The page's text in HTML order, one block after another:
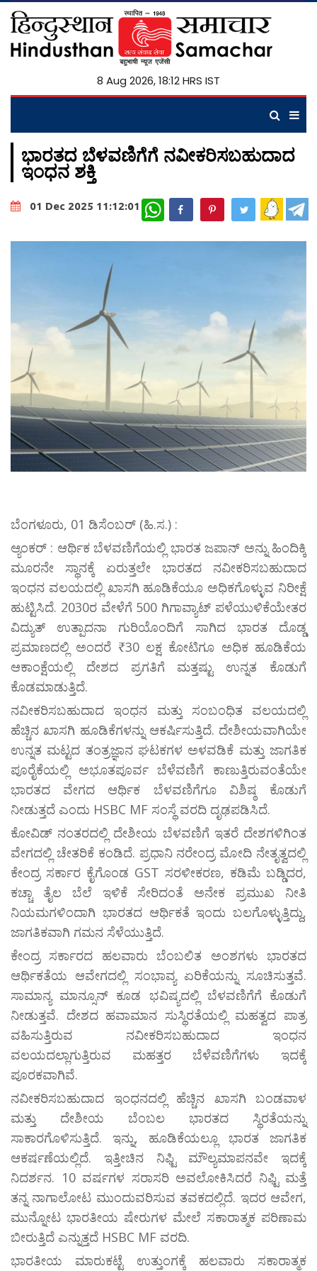
8 Aug 2026, 18:12 HRS IST
ಭಾರತದ ಬೆಳವಣಿಗೆಗೆ ನವೀಕರಿಸಬಹುದಾದ
ಇಂಧನ ಶಕ್ತಿ
01 Dec 2025 11:12:01 WhatsApp
ಬೆಂಗಳೂರು, 01 ಡಿಸೆಂಬರ್ (ಹಿ.ಸ.) :
ಆ್ಯಂಕರ್ : ಆರ್ಥಿಕ ಬೆಳವಣಿಗೆಯಲ್ಲಿ ಭಾರತ ಜಪಾನ್‌ ಅನ್ನು ಹಿಂದಿಕ್ಕಿ
ಮೂರನೇ ಸ್ಥಾನಕ್ಕೆ ಏರುತ್ತಲೇ ಭಾರತದ ನವೀಕರಿಸಬಹುದಾದ
ಇಂಧನ ವಲಯದಲ್ಲಿ ಖಾಸಗಿ ಹೂಡಿಕೆಯೂ ಅಧಿಕಗೊಳ್ಳುವ ನಿರೀಕ್ಷೆ
ಹುಟ್ಟಿಸಿದೆ. 2030ರ ವೇಳೆಗೆ 500 ಗಿಗಾವ್ಯಾಟ್‌ ಪಳೆಯುಳಿಕೆಯೇತರ
ವಿದ್ಯುತ್‌ ಉತ್ಪಾದನಾ ಗುರಿಯೊಂದಿಗೆ ಸಾಗಿದ ಭಾರತ ದೊಡ್ಡ
ಪ್ರಮಾಣದಲ್ಲಿ ಅಂದರೆ ₹30 ಲಕ್ಷ ಕೋಟಿಗೂ ಅಧಿಕ ಹೂಡಿಕೆಯ
ಆಕಾಂಕ್ಷೆಯಲ್ಲಿ ದೇಶದ ಪ್ರಗತಿಗೆ ಮತ್ತಷ್ಟು ಉನ್ನತ ಕೊಡುಗೆ
ಕೊಡಮಾಡುತ್ತಿದೆ.
ನವೀಕರಿಸಬಹುದಾದ ಇಂಧನ ಮತ್ತು ಸಂಬಂಧಿತ ವಲಯದಲ್ಲಿ
ಹೆಚ್ಚಿನ ಖಾಸಗಿ ಹೂಡಿಕೆಗಳನ್ನು ಆಕರ್ಷಿಸುತ್ತಿದೆ. ದೇಶೀಯವಾಗಿಯೇ
ಉನ್ನತ ಮಟ್ಟದ ತಂತ್ರಜ್ಞಾನ ಘಟಕಗಳ ಅಳವಡಿಕೆ ಮತ್ತು ಜಾಗತಿಕ
ಪೂರೈಕೆಯಲ್ಲಿ ಅಭೂತಪೂರ್ವ ಬೆಳೆವಣಿಗೆ ಕಾಣುತ್ತಿರುವಂತೆಯೇ
ಭಾರತದ ವೇಗದ ಆರ್ಥಿಕ ಬೆಳವಣಿಗೆಗೂ ವಿಶಿಷ್ಠ ಕೊಡುಗೆ
ನೀಡುತ್ತದೆ ಎಂದು HSBC MF ಸಂಸ್ಥೆ ವರದಿ ದೃಢಪಡಿಸಿದೆ.
ಕೋವಿಡ್‌ ನಂತರದಲ್ಲಿ ದೇಶೀಯ ಬೆಳವಣಿಗೆ ಇತರೆ ದೇಶಗಳಿಗಿಂತ
ವೇಗದಲ್ಲಿ ಚೇತರಿಕೆ ಕಂಡಿದೆ. ಪ್ರಧಾನಿ ನರೇಂದ್ರ ಮೋದಿ ನೇತೃತ್ವದಲ್ಲಿ
ಕೇಂದ್ರ ಸರ್ಕಾರ ಕೈಗೊಂಡ GST ಸರಳೀಕರಣ, ಕಡಿಮೆ ಬಡ್ಡಿದರ,
ಕಚ್ಚಾ ತೈಲ ಬೆಲೆ ಇಳಿಕೆ ಸೇರಿದಂತೆ ಅನೇಕ ಪ್ರಮುಖ ನೀತಿ
ನಿಯಮಗಳಿಂದಾಗಿ ಭಾರತದ ಆರ್ಥಿಕತೆ ಇಂದು ಬಲಗೊಳ್ಳುತ್ತಿದ್ದು,
ಜಾಗತಿಕವಾಗಿ ಗಮನ ಸೆಳೆಯುತ್ತಿದೆ.
ಕೇಂದ್ರ ಸರ್ಕಾರದ ಹಲವಾರು ಬೆಂಬಲಿತ ಅಂಶಗಳು ಭಾರತದ
ಆರ್ಥಿಕತೆಯ ಆವೇಗದಲ್ಲಿ ಸಂಭಾವ್ಯ ಏರಿಕೆಯನ್ನು ಸೂಚಿಸುತ್ತವೆ.
ಸಾಮಾನ್ಯ ಮಾನ್ಸೂನ್ ಕೂಡ ಭವಿಷ್ಯದಲ್ಲಿ ಬೆಳವಣಿಗೆಗೆ ಕೊಡುಗೆ
ನೀಡುತ್ತವೆ. ದೇಶದ ಹವಾಮಾನ ಸುಸ್ಥಿರತೆಯಲ್ಲಿ ಮಹತ್ವದ ಪಾತ್ರ
ವಹಿಸುತ್ತಿರುವ ನವೀಕರಿಸಬಹುದಾದ ಇಂಧನ
ವಲಯದಲ್ಲಾಗುತ್ತಿರುವ ಮಹತ್ತರ ಬೆಳೆವಣಿಗೆಗಳು ಇದಕ್ಕೆ
ಪೂರಕವಾಗಿವೆ.
ನವೀಕರಿಸಬಹುದಾದ ಇಂಧನದಲ್ಲಿ ಹೆಚ್ಚಿನ ಖಾಸಗಿ ಬಂಡವಾಳ
ಮತ್ತು ದೇಶೀಯ ಬೆಂಬಲ ಭಾರತದ ಸ್ಥಿರತೆಯನ್ನು
ಸಾಕಾರಗೊಳಿಸುತ್ತಿದೆ. ಇನ್ನು, ಹೂಡಿಕೆಯಲ್ಲೂ ಭಾರತ ಜಾಗತಿಕ
ಆಕರ್ಷಣೆಯಲ್ಲಿದೆ. ಇತ್ತೀಚಿನ ನಿಫ್ಟಿ ಮೌಲ್ಯಮಾಪನವೇ ಇದಕ್ಕೆ
ನಿದರ್ಶನ. 10 ವರ್ಷಗಳ ಸರಾಸರಿ ಅವಲೋಕಿಸಿದರೆ ನಿಫ್ಟಿ ಮತ್ತೆ
ತನ್ನ ನಾಗಾಲೋಟ ಮುಂದುವರಿಸುವ ತವಕದಲ್ಲಿದೆ. ಇದರ ಆವೇಗ,
ಮುನ್ನೋಟ ಭಾರತೀಯ ಷೇರುಗಳ ಮೇಲೆ ಸಕಾರಾತ್ಮಕ ಪರಿಣಾಮ
ಬೀರುತ್ತಿದೆ ಎನ್ನುತ್ತದೆ HSBC MF ವರದಿ.
ಭಾರತೀಯ ಮಾರುಕಟ್ಟೆ ಉತ್ತುಂಗಕ್ಕೆ ಹಲವಾರು ಸಕಾರಾತ್ಮಕ